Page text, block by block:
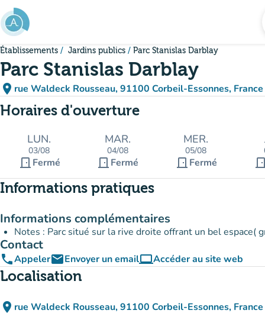
Aller au contenu principal
Établissements Jardins publics Parc Stanislas Darblay
Parc Stanislas Darblay
place rue Waldeck Rousseau, 91100 Corbeil-Essonnes, France
(ouvrir dans Google Maps)
(nouvel onglet)
Horaires d'ouverture
LUN.
03/08
door_front Fermé
MAR.
04/08
door_front Fermé
MER.
05/08
door_front Fermé
Informations pratiques
Informations complémentaires
Notes : Parc situé sur la rive droite offrant un bel espace(
Contact
phoneAppeleremailEnvoyer un emailcomputerAccéder au site web
(nouvel onglet)
Localisation
place rue Waldeck Rousseau, 91100 Corbeil-Essonnes, France
(ouvrir dans Google Maps)
(nouvel onglet)